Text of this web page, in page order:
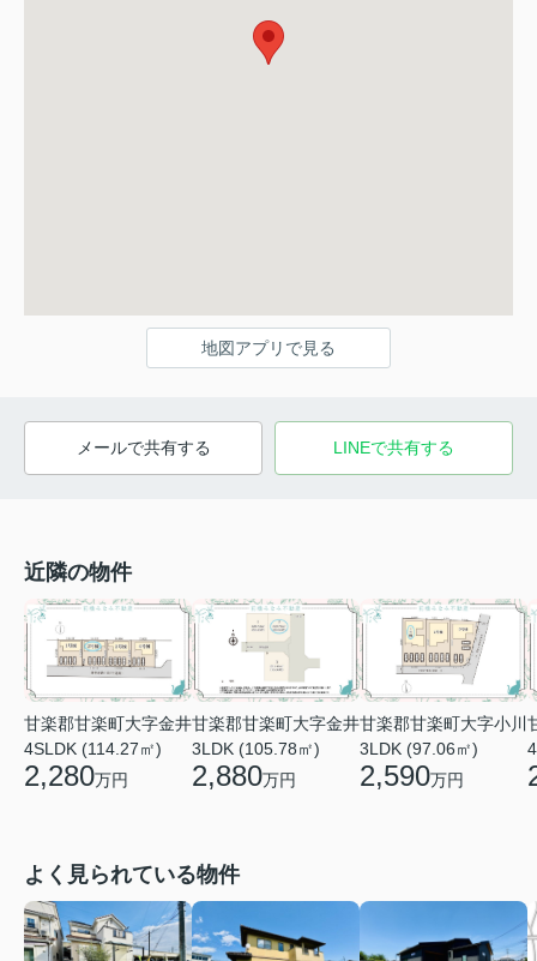
地図アプリで見る
メールで共有する LINEで共有する
近隣の物件
甘楽郡甘楽町大字金井
4SLDK (114.27㎡)
2,280万円
甘楽郡甘楽町大字金井
3LDK (105.78㎡)
2,880万円
甘楽郡甘楽町大字小川
3LDK (97.06㎡)
2,590万円
よく見られている物件